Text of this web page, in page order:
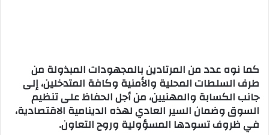
كما نوه عدد من المرتادين بالمجهودات المبذولة من
طرف السلطات المحلية والأمنية وكافة المتدخلين، إلى
جانب الكسابة والمهنيين، من أجل الحفاظ على تنظيم
السوق وضمان السير العادي لهذه الدينامية الاقتصادية،
في ظروف تسودها المسؤولية وروح التعاون.